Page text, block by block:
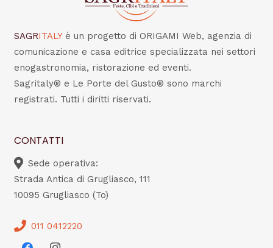
SAGRITALY è un progetto di ORIGAMI Web, agenzia di
comunicazione e casa editrice specializzata nei settori
enogastronomia, ristorazione ed eventi.
Sagritaly® e Le Porte del Gusto® sono marchi
registrati. Tutti i diritti riservati.
CONTATTI
Sede operativa:
Strada Antica di Grugliasco, 111
10095 Grugliasco (To)
011 0412220